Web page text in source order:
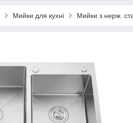
Мийки для кухні Мийки з нерж.